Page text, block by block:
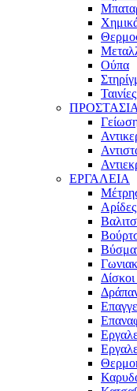
Ούπα
ΕΡΓΑΛΕΙΑ
Αρίδες